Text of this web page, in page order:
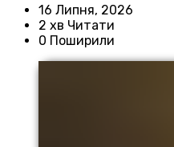
16 Липня, 2026
2 хв Читати
0 Поширили